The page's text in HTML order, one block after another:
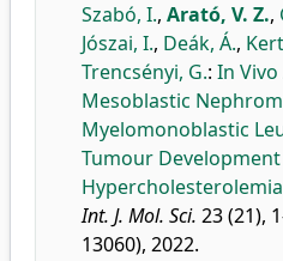
Szabó, I., Arató, V. Z.,
Jószai, I., Deák, Á.,
Trencsényi, G.: In
Mesoblastic
Myelomonoblastic
Tumour
Int. J. Mol. Sci. 23 (21),
13060), 2022.